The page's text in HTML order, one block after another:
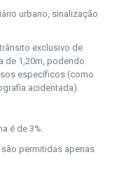
urbano, sinalização
exclusivo de
de 1,20m, podendo
específicos (como
acidentada).
é de 3%.
permitidas apenas